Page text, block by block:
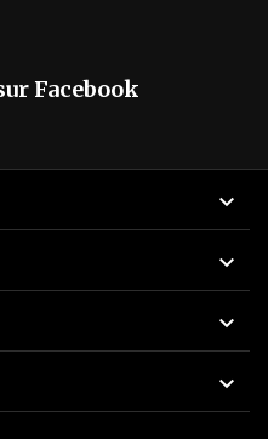
Facebook



